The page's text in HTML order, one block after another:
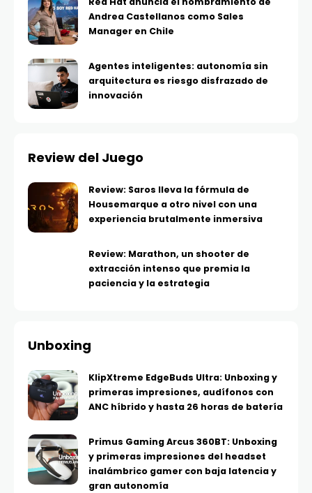
Andrea Castellanos como Sales
Manager en Chile
Agentes inteligentes: autonomía sin
arquitectura es riesgo disfrazado de
innovación
Review del Juego
Review: Saros lleva la fórmula de
Housemarque a otro nivel con una
experiencia brutalmente inmersiva
Review: Marathon, un shooter de
extracción intenso que premia la
paciencia y la estrategia
Unboxing
KlipXtreme EdgeBuds Ultra: Unboxing y
primeras impresiones, audífonos con
ANC híbrido y hasta 26 horas de batería
Primus Gaming Arcus 360BT: Unboxing
y primeras impresiones del headset
inalámbrico gamer con baja latencia y
gran autonomía